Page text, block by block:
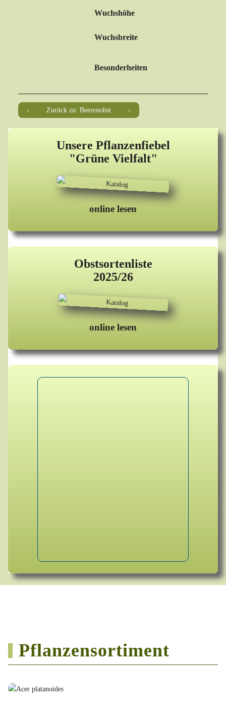
Unsere Pflanzenfiebel
"Grüne Vielfalt"
online lesen
Obstsortenliste
2025/26
online lesen
Wuchshöhe
Wuchsbreite
Besonderheiten
Zurück zu: Beerenobst
Pflanzensortiment